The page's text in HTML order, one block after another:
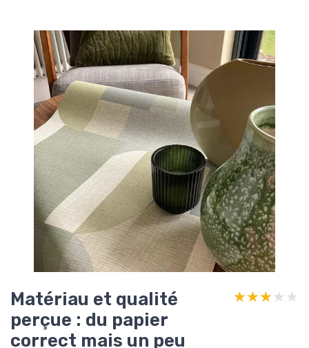
Matériau et qualité
perçue : du papier
correct mais un peu
★★★★★
★★★★★